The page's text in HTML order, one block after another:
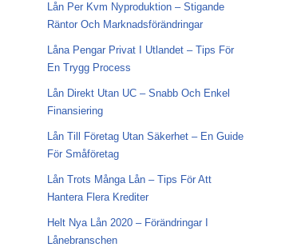
Lån Per Kvm Nyproduktion – Stigande
Räntor Och Marknadsförändringar
Låna Pengar Privat I Utlandet – Tips För
En Trygg Process
Lån Direkt Utan UC – Snabb Och Enkel
Finansiering
Lån Till Företag Utan Säkerhet – En Guide
För Småföretag
Lån Trots Många Lån – Tips För Att
Hantera Flera Krediter
Helt Nya Lån 2020 – Förändringar I
Lånebranschen